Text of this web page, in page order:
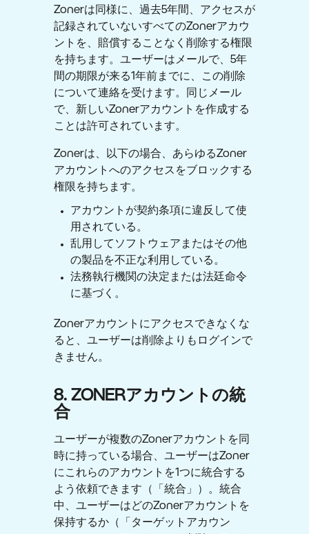
Zonerは同様に、過去5年間、アクセスが
記録されていないすべてのZonerアカウ
ントを、賠償することなく削除する権限
を持ちます。ユーザーはメールで、5年
間の期限が来る1年前までに、この削除
について連絡を受けます。同じメール
で、新しいZonerアカウントを作成する
ことは許可されています。
Zonerは、以下の場合、あらゆるZoner
アカウントへのアクセスをブロックする
権限を持ちます。
アカウントが契約条項に違反して使
用されている。
乱用してソフトウェアまたはその他
の製品を不正な利用している。
法務執行機関の決定または法廷命令
に基づく。
Zonerアカウントにアクセスできなくな
ると、ユーザーは削除よりもログインで
きません。
8. ZONERアカウントの統
合
ユーザーが複数のZonerアカウントを同
時に持っている場合、ユーザーはZoner
にこれらのアカウントを1つに統合する
よう依頼できます（「統合」）。統合
中、ユーザーはどのZonerアカウントを
保持するか（「ターゲットアカウン